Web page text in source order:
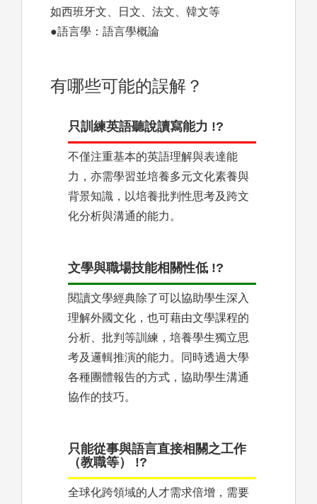
如西班牙文、日文、法文、韓文等
●語言學：語言學概論
有哪些可能的誤解？
只訓練英語聽說讀寫能力 !?
不僅注重基本的英語理解與表達能
力，亦需學習並培養多元文化素養與
背景知識，以培養批判性思考及跨文
化分析與溝通的能力。
文學與職場技能相關性低 !?
閱讀文學經典除了可以協助學生深入
理解外國文化，也可藉由文學課程的
分析、批判等訓練，培養學生獨立思
考及邏輯推演的能力。同時透過大學
各種團體報告的方式，協助學生溝通
協作的技巧。
只能從事與語言直接相關之工作
（教職等） !?
全球化跨領域的人才需求倍增，需要